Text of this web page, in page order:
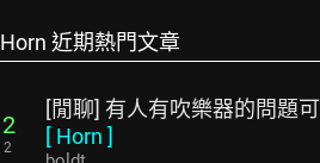
Horn 近期熱門文章
2
2
[閒聊] 有人有吹樂器的問題
[ Horn ]